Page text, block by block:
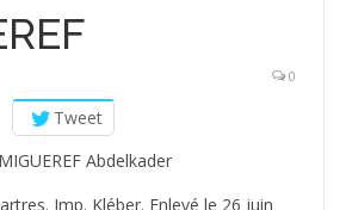
0
Tweet
MIGUEREF Abdelkader
Imp. Kléber. Enlevé le 26 juin